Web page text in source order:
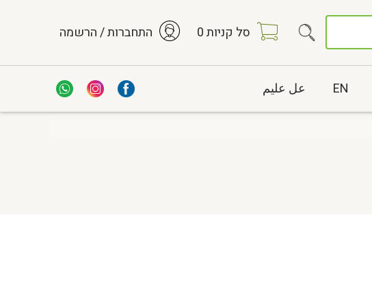
סל קניות0 התחברות / הרשמה
EN عل عليم